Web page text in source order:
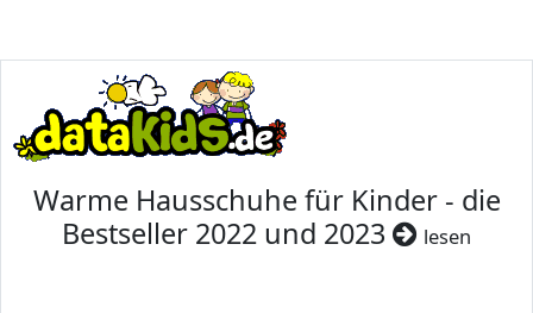
Warme Hausschuhe für Kinder - die
Bestseller 2022 und 2023
lesen